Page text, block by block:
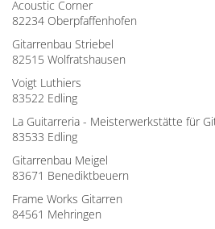
Acoustic Corner
82234 Oberpfaffenhofen
Gitarrenbau Striebel
82515 Wolfratshausen
Voigt Luthiers
83522 Edling
La Guitarreria - Meisterwerkstätte für
83533 Edling
Gitarrenbau Meigel
83671 Benediktbeuern
Frame Works Gitarren
84561 Mehringen